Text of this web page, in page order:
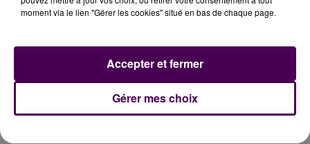
À LA UNE
20h00
Gagnez vos pass pour le V and B Fest' 2026 !
moment via le lien "Gérer les cookies" situé en bas de chaque page.
Gérer mes choix
Accepter et fermer